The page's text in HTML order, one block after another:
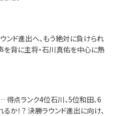
ンド進出へ、もう絶対に負けられ
を背に主将・石川真佑を中心に熱
点ランク4位石川、5位和田、6
か！？ 決勝ラウンド進出に向け、